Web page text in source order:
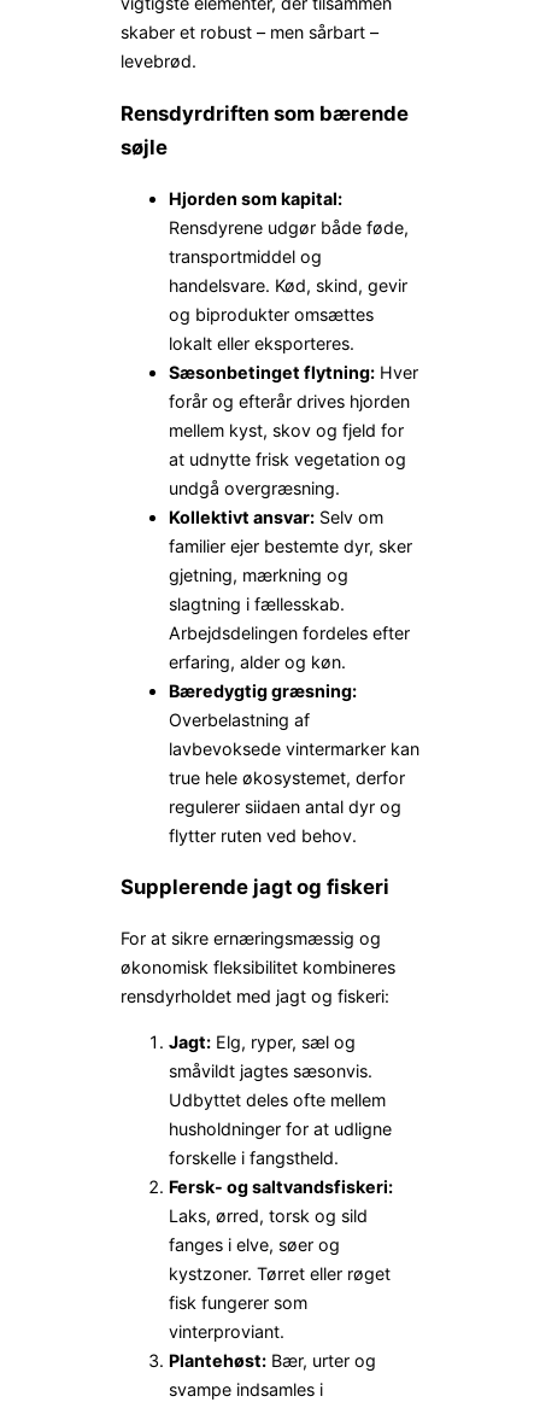
skaber et robust – men sårbart –
levebrød.
Rensdyrdriften som bærende
søjle
Hjorden som kapital:
Rensdyrene udgør både føde,
transportmiddel og
handelsvare. Kød, skind, gevir
og biprodukter omsættes
lokalt eller eksporteres.
Sæsonbetinget flytning: Hver
forår og efterår drives hjorden
mellem kyst, skov og fjeld for
at udnytte frisk vegetation og
undgå overgræsning.
Kollektivt ansvar: Selv om
familier ejer bestemte dyr, sker
gjetning, mærkning og
slagtning i fællesskab.
Arbejdsdelingen fordeles efter
erfaring, alder og køn.
Bæredygtig græsning:
Overbelastning af
lavbevoksede vintermarker kan
true hele økosystemet, derfor
regulerer siidaen antal dyr og
flytter ruten ved behov.
Supplerende jagt og fiskeri
For at sikre ernæringsmæssig og
økonomisk fleksibilitet kombineres
rensdyrholdet med jagt og fiskeri:
Jagt: Elg, ryper, sæl og
småvildt jagtes sæsonvis.
Udbyttet deles ofte mellem
husholdninger for at udligne
forskelle i fangstheld.
Fersk- og saltvandsfiskeri:
Laks, ørred, torsk og sild
fanges i elve, søer og
kystzoner. Tørret eller røget
fisk fungerer som
vinterproviant.
Plantehøst: Bær, urter og
svampe indsamles i